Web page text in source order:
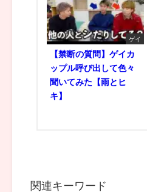
ゲイ
【禁断の質問】ゲイカ
ップル呼び出して色々
聞いてみた【雨とヒ
キ】
関連キーワード